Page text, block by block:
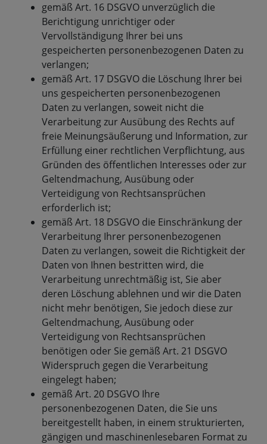
gemäß Art. 16 DSGVO unverzüglich die
Berichtigung unrichtiger oder
Vervollständigung Ihrer bei uns
gespeicherten personenbezogenen Daten zu
verlangen;
gemäß Art. 17 DSGVO die Löschung Ihrer bei
uns gespeicherten personenbezogenen
Daten zu verlangen, soweit nicht die
Verarbeitung zur Ausübung des Rechts auf
freie Meinungsäußerung und Information, zur
Erfüllung einer rechtlichen Verpflichtung, aus
Gründen des öffentlichen Interesses oder zur
Geltendmachung, Ausübung oder
Verteidigung von Rechtsansprüchen
erforderlich ist;
gemäß Art. 18 DSGVO die Einschränkung der
Verarbeitung Ihrer personenbezogenen
Daten zu verlangen, soweit die Richtigkeit der
Daten von Ihnen bestritten wird, die
Verarbeitung unrechtmäßig ist, Sie aber
deren Löschung ablehnen und wir die Daten
nicht mehr benötigen, Sie jedoch diese zur
Geltendmachung, Ausübung oder
Verteidigung von Rechtsansprüchen
benötigen oder Sie gemäß Art. 21 DSGVO
Widerspruch gegen die Verarbeitung
eingelegt haben;
gemäß Art. 20 DSGVO Ihre
personenbezogenen Daten, die Sie uns
bereitgestellt haben, in einem strukturierten,
gängigen und maschinenlesebaren Format zu